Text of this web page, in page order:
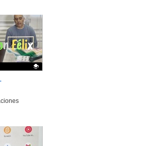
por España